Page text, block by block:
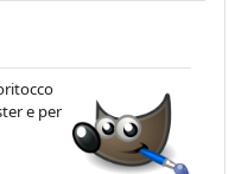
e per